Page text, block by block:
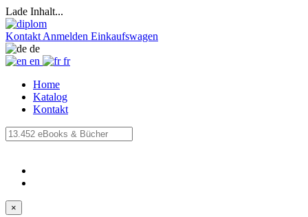
Lade Inhalt...
Kontakt Anmelden Einkaufswagen
de
en
fr
Home
Katalog
Kontakt
×